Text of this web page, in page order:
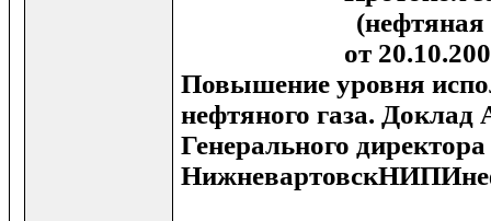
(нефтяная
от
Повышение уровня
нефтяного газа.
Генерального